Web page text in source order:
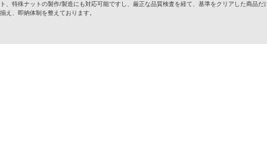
ト、特殊ナットの製作/製造にも対応可能ですし、厳正な品質検査を経て、基準をクリアした商品
揃え、即納体制を整えております。